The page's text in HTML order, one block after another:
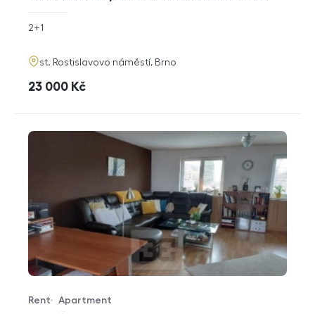
rozměry
2+1
adresa
st. Rostislavovo náměstí, Brno
cena
23 000 Kč
Offer type
Rent
Property type
Apartment